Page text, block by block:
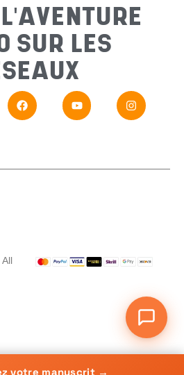
SUR LES
votre manuscrit →